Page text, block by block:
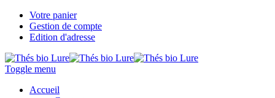
Votre panier
Gestion de compte
Edition d'adresse
Toggle menu
Accueil